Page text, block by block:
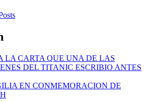
LA CARTA QUE UNA DE LAS
DEL TITANIC ESCRIBIO ANTES
EN CONMEMORACION DE